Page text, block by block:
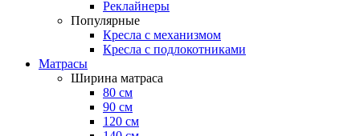
Реклайнеры
Популярные
Кресла с механизмом
Кресла с подлокотниками
Матрасы
Ширина матраса
80 см
90 см
120 см